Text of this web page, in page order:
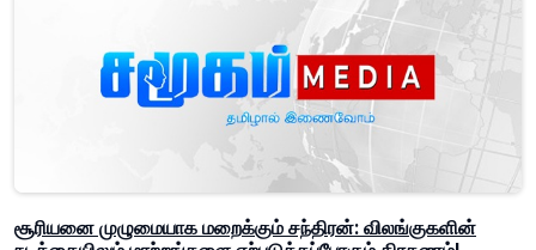
சூரியனை முழுமையாக மறைக்கும் சந்திரன்: விலங்குகளின்